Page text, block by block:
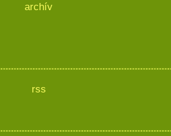
archív
rss